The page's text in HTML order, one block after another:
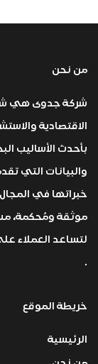
من نحن
شركة جدوى هي
الاقتصادية
بأحدث الأساليب
والبيانات التي
خبراتها في
موثقة ومُحكمة،
لتساعد العملاء
.
خريطة الموقع
الرئيسية